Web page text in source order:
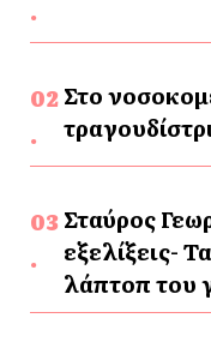
Στο
Σταύρος
εξελίξεις-
λάπτοπ του